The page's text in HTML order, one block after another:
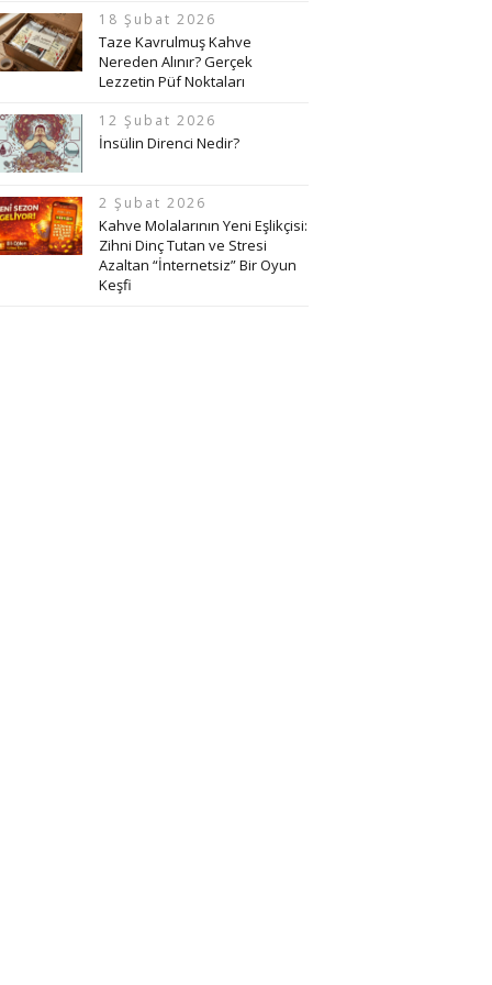
18 Şubat 2026
Taze Kavrulmuş Kahve
Nereden Alınır? Gerçek
Lezzetin Püf Noktaları
12 Şubat 2026
İnsülin Direnci Nedir?
2 Şubat 2026
Kahve Molalarının Yeni Eşlikçisi:
Zihni Dinç Tutan ve Stresi
Azaltan “İnternetsiz” Bir Oyun
Keşfi